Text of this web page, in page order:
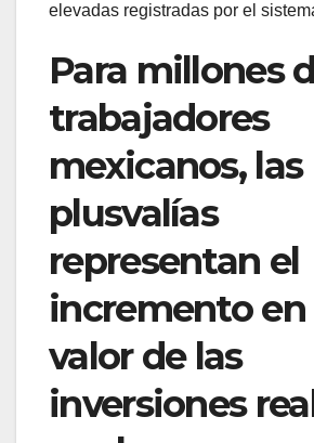
elevadas registradas por el
Para millones
trabajadores
mexicanos, las
plusvalías
representan el
incremento en
valor de las
inversiones